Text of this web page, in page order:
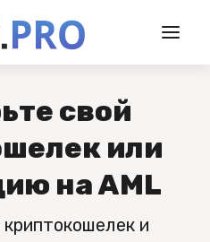
свой
или
на AML
и